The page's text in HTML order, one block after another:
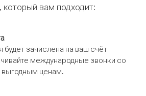
который вам подходит:
зачислена на ваш счёт
международные звонки со
выгодным ценам.